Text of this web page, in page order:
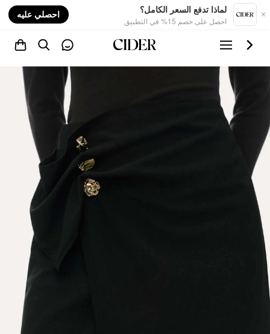
لماذا تدفع السعر الكامل؟
احصل على خصم 15% في التطبيق
احصلي عليه